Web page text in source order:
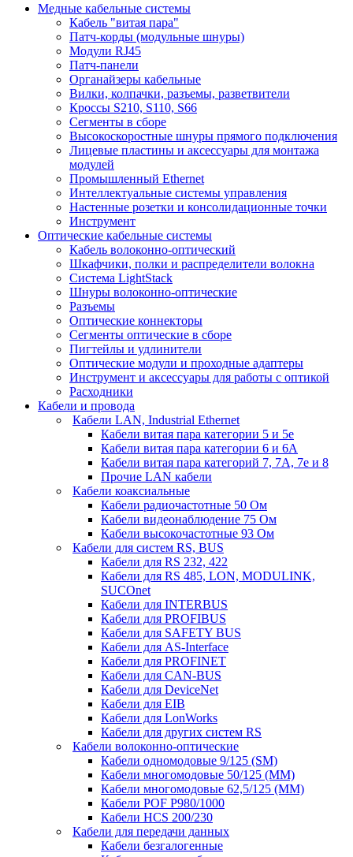
Медные кабельные системы
Кабель "витая пара"
Патч-корды (модульные шнуры)
Модули RJ45
Патч-панели
Органайзеры кабельные
Вилки, колпачки, разъемы, разветвители
Кроссы S210, S110, S66
Сегменты в сборе
Высокоскоростные шнуры прямого подключения
Лицевые пластины и аксессуары для монтажа
модулей
Промышленный Ethernet
Интеллектуальные системы управления
Настенные розетки и консолидационные точки
Инструмент
Оптические кабельные системы
Кабель волоконно-оптический
Шкафчики, полки и распределители волокна
Система LightStack
Шнуры волоконно-оптические
Разъемы
Оптические коннекторы
Сегменты оптические в сборе
Пигтейлы и удлинители
Оптические модули и проходные адаптеры
Инструмент и аксессуары для работы с оптикой
Расходники
Кабели и провода
Кабели LAN, Industrial Ethernet
Кабели витая пара категории 5 и 5е
Кабели витая пара категории 6 и 6A
Кабели витая пара категорий 7, 7А, 7е и 8
Прочие LAN кабели
Кабели коаксиальные
Кабели радиочастотные 50 Ом
Кабели видеонаблюдение 75 Ом
Кабели высокочастотные 93 Ом
Кабели для систем RS, BUS
Кабели для RS 232, 422
Кабели для RS 485, LON, MODULINK,
SUCOnet
Кабели для INTERBUS
Кабели для PROFIBUS
Кабели для SAFETY BUS
Кабели для AS-Interface
Кабели для PROFINET
Кабели для CAN-BUS
Кабели для DeviceNet
Кабели для EIB
Кабели для LonWorks
Кабели для других систем RS
Кабели волоконно-оптические
Кабели одномодовые 9/125 (SM)
Кабели многомодовые 50/125 (ММ)
Кабели многомодовые 62,5/125 (ММ)
Кабели POF P980/1000
Кабели HCS 200/230
Кабели для передачи данных
Кабели безгалогенные